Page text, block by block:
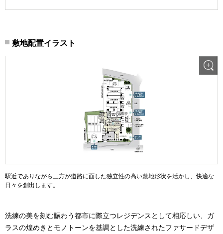
敷地配置イラスト
駅近でありながら三方が道路に面した独立性の高い敷地形状を活かし、快適な
日々を創出します。
洗練の美を刻む賑わう都市に際立つレジデンスとして相応しい、ガ
ラスの煌めきとモノトーンを基調とした洗練されたファサードデザ